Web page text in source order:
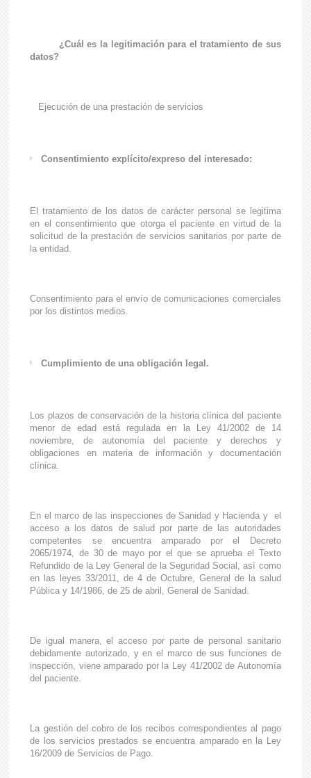
¿Cuál es la legitimación para el tratamiento de sus
datos?
Ejecución de una prestación de servicios
Consentimiento explícito/expreso del interesado:
El tratamiento de los datos de carácter personal se legitima
en el consentimiento que otorga el paciente en virtud de la
solicitud de la prestación de servicios sanitarios por parte de
la entidad.
Consentimiento para el envío de comunicaciones comerciales
por los distintos medios.
Cumplimiento de una obligación legal.
Los plazos de conservación de la historia clínica del paciente
menor de edad está regulada en la Ley 41/2002 de 14
noviembre, de autonomía del paciente y derechos y
obligaciones en materia de información y documentación
clínica.
En el marco de las inspecciones de Sanidad y Hacienda y el
acceso a los datos de salud por parte de las autoridades
competentes se encuentra amparado por el Decreto
2065/1974, de 30 de mayo por el que se aprueba el Texto
Refundido de la Ley General de la Seguridad Social, así como
en las leyes 33/2011, de 4 de Octubre, General de la salud
Pública y 14/1986, de 25 de abril, General de Sanidad.
De igual manera, el acceso por parte de personal sanitario
debidamente autorizado, y en el marco de sus funciones de
inspección, viene amparado por la Ley 41/2002 de Autonomía
del paciente.
La gestión del cobro de los recibos correspondientes al pago
de los servicios prestados se encuentra amparado en la Ley
16/2009 de Servicios de Pago.